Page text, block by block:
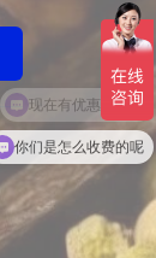
现在有优惠活动吗